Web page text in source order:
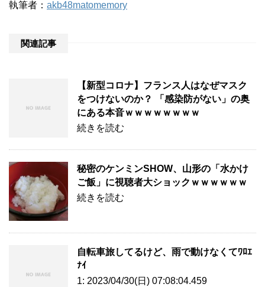
執筆者： akb48matomemory
関連記事
【新型コロナ】フランス人はなぜマスク
をつけないのか？ 「感染防がない」の奥
にある本音ｗｗｗｗｗｗｗｗ
続きを読む
秘密のケンミンSHOW、山形の「水かけ
ご飯」に視聴者大ショックｗｗｗｗｗｗ
続きを読む
自転車旅してるけど、雨で動けなくてﾜﾛｴ
ﾅｲ
1: 2023/04/30(日) 07:08:04.459